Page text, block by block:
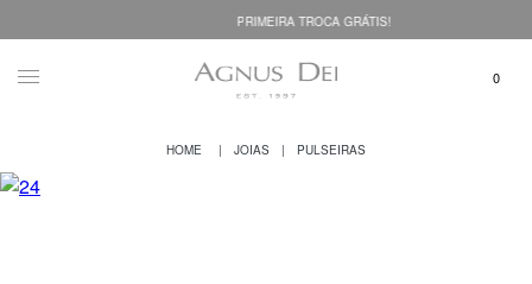
PRIMEIRA TROCA GRÁTIS!
JOIAS PULSEIRAS